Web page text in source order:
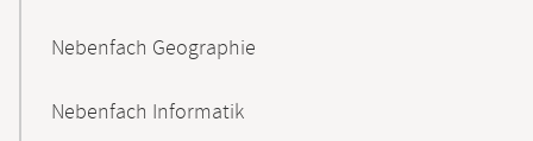
Nebenfach Geographie
Nebenfach Informatik